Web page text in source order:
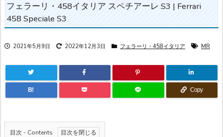
フェラーリ・458イタリア スペチアーレ S3 | Ferrari
458 Speciale S3
2021年5月9日 2022年12月3日 フェラーリ・458イタリア MR
B! Copy
目次 - Contents